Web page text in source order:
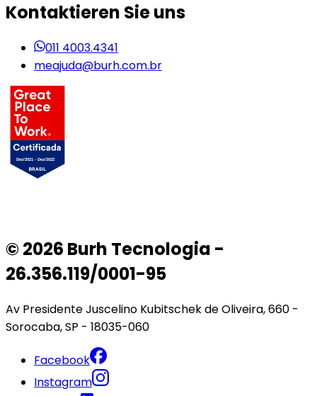
Kontaktieren Sie uns
011 4003.4341
meajuda@burh.com.br
© 2026 Burh Tecnologia -
26.356.119/0001-95
Av Presidente Juscelino Kubitschek de Oliveira, 660 -
Sorocaba, SP - 18035-060
Facebook
Instagram